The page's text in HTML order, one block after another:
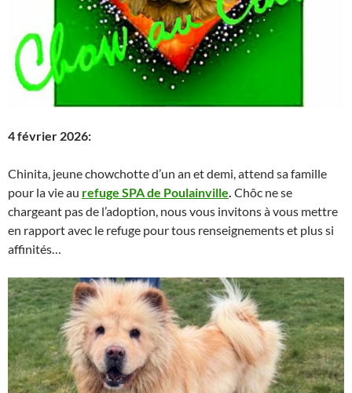
4 février 2026:
Chinita, jeune chowchotte d’un an et demi, attend sa famille
pour la vie au refuge SPA de Poulainville. Chôc ne se
chargeant pas de l’adoption, nous vous invitons à vous mettre
en rapport avec le refuge pour tous renseignements et plus si
affinités…